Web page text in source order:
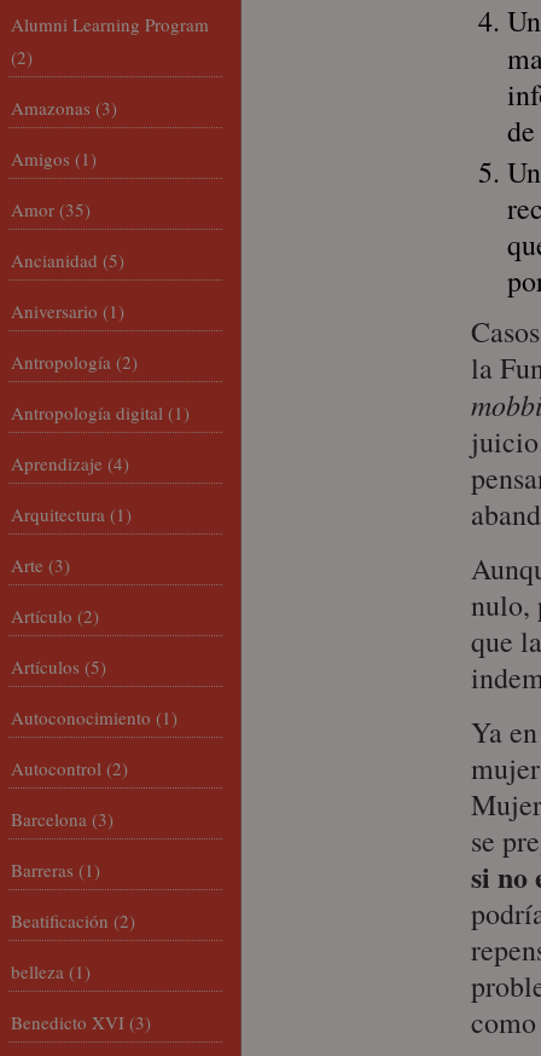
la
nulo,
que
Ya
se
si no
Alumni Learning Program
(2)
Amazonas (3)
Amigos (1)
Amor (35)
Ancianidad (5)
Aniversario (1)
Antropología (2)
Antropología digital (1)
Aprendizaje (4)
Arquitectura (1)
Arte (3)
Artículo (2)
Artículos (5)
Autoconocimiento (1)
Autocontrol (2)
Barcelona (3)
Barreras (1)
Beatificación (2)
belleza (1)
Benedicto XVI (3)